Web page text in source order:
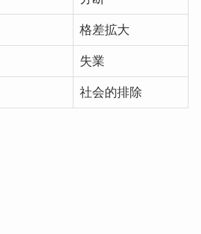
格差拡大
失業
社会的排除